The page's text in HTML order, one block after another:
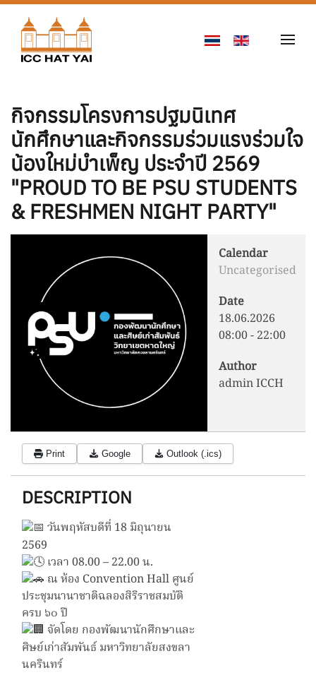
Skip to main content
กิจกรรมโครงการปฐมนิเทศ
นักศึกษาและกิจกรรมร่วมแรงร่วมใจ
น้องใหม่บำเพ็ญ ประจำปี 2569
"PROUD TO BE PSU STUDENTS
& FRESHMEN NIGHT PARTY"
Calendar
Uncategorised
Date
18.06.2026
08:00- 22:00
Author
admin ICCH
Print Google Outlook (.ics)
DESCRIPTION
วันพฤหัสบดีที่ 18 มิถุนายน
2569
เวลา 08.00 – 22.00 น.
ณ ห้อง Convention Hall ศูนย์
ประชุมนานาชาติฉลองสิริราชสมบัติ
ครบ ๖๐ ปี
จัดโดย กองพัฒนานักศึกษาและ
ศิษย์เก่าสัมพันธ์ มหาวิทยาลัยสงขลา
นครินทร์